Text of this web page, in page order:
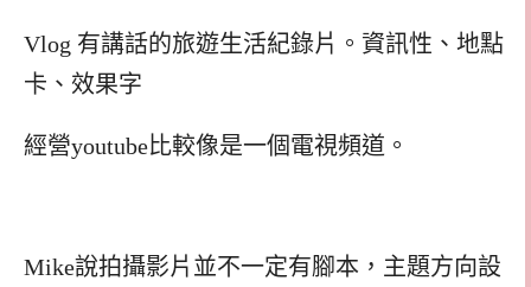
Vlog 有講話的旅遊生活紀錄片。資訊性、地點
卡、效果字
經營youtube比較像是一個電視頻道。
Mike說拍攝影片並不一定有腳本，主題方向設